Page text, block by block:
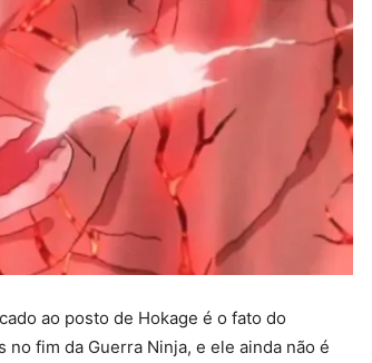
ao posto de Hokage é o fato do
fim da Guerra Ninja, e ele ainda não é